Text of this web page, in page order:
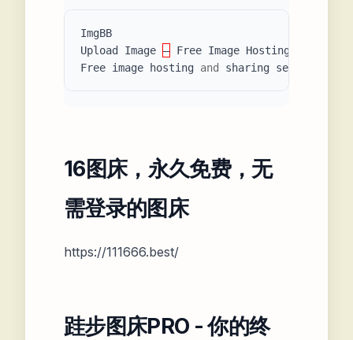
ImgBB
Upload
Image — Free Image Hosting
Free image hosting and sharing service
16图床，永久免费，无
需登录的图床
https://111666.best/
跬步图床PRO - 你的终